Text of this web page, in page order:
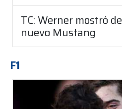
TC: Werner mostró
nuevo Mustang
F1